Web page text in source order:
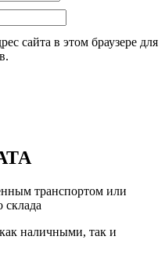
сайта в этом браузере для
транспортом или
склада
наличными, так и